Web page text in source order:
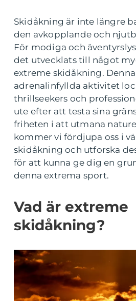
Skidåkning är inte längre
den avkopplande och
För modiga och
det utvecklats till något
extreme skidåkning.
adrenalinfyllda aktivitet
thrillseekers och
ute efter att testa sina
friheten i att utmana
kommer vi fördjupa oss i
skidåkning och utforska
för att kunna ge dig en
denna extrema sport.
Vad är extreme
skidåkning?